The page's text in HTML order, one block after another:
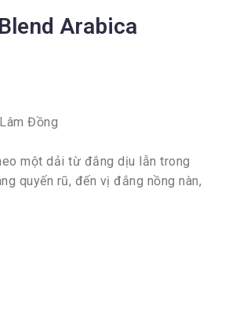
Arabica
Đồng
một dải từ đắng dịu lẫn trong
quyến rũ, đến vị đắng nồng nàn,